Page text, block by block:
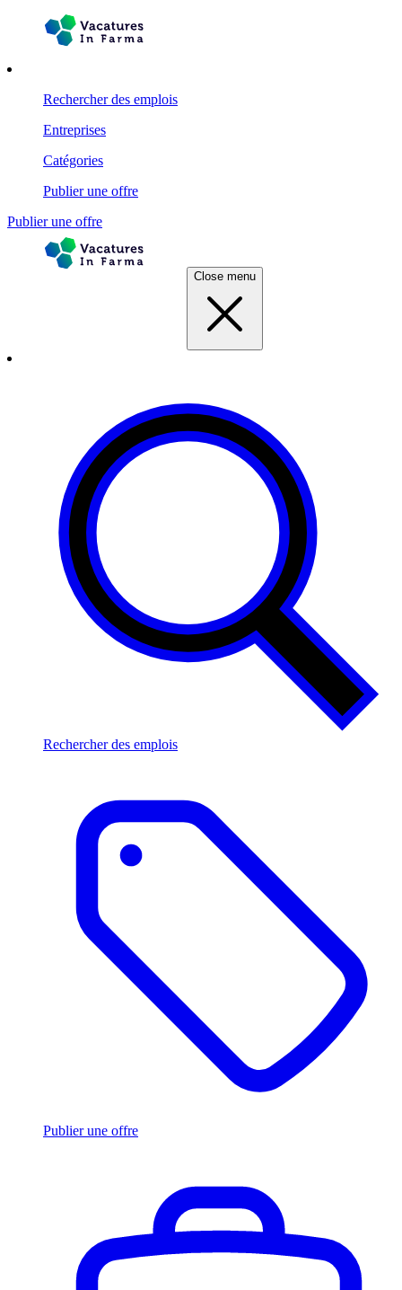
Rechercher des emplois
Entreprises
Catégories
Publier une offre
Publier une offre
Close menu
Rechercher des emplois
Publier une offre